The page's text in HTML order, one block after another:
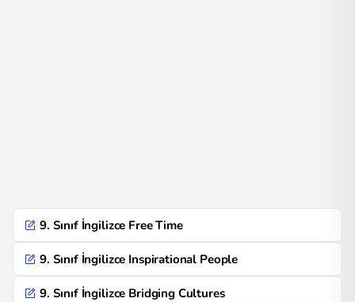
9. Sınıf İngilizce Free Time
9. Sınıf İngilizce Inspirational People
9. Sınıf İngilizce Bridging Cultures